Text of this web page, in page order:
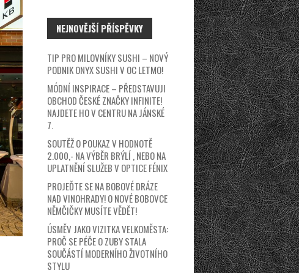
NEJNOVĚJŠÍ PŘÍSPĚVKY
TIP PRO MILOVNÍKY SUSHI – NOVÝ
PODNIK ONYX SUSHI V OC LETMO!
MÓDNÍ INSPIRACE – PŘEDSTAVUJI
OBCHOD ČESKÉ ZNAČKY INFINITE!
NAJDETE HO V CENTRU NA JÁNSKÉ
7.
SOUTĚŽ O POUKAZ V HODNOTĚ
2.000,- NA VÝBĚR BRÝLÍ , NEBO NA
UPLATNĚNÍ SLUŽEB V OPTICE FÉNIX
PROJEĎTE SE NA BOBOVÉ DRÁZE
NAD VINOHRADY! O NOVÉ BOBOVCE
NĚMČIČKY MUSÍTE VĚDĚT!
ÚSMĚV JAKO VIZITKA VELKOMĚSTA:
PROČ SE PÉČE O ZUBY STALA
SOUČÁSTÍ MODERNÍHO ŽIVOTNÍHO
STYLU